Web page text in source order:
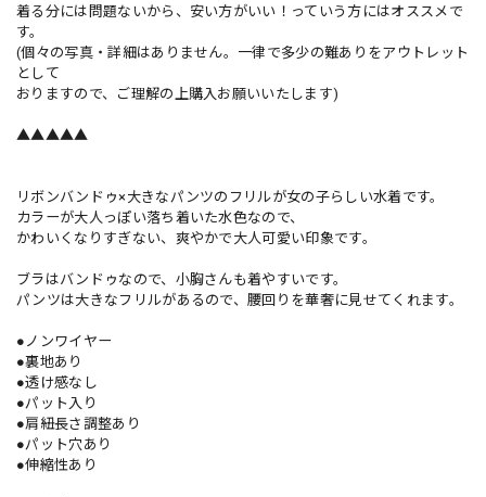
着る分には問題ないから、安い方がいい！っていう方にはオススメで
す。
(個々の写真・詳細はありません。一律で多少の難ありをアウトレット
として
おりますので、ご理解の上購入お願いいたします)
▲▲▲▲▲
リボンバンドゥ×大きなパンツのフリルが女の子らしい水着です。
カラーが大人っぽい落ち着いた水色なので、
かわいくなりすぎない、爽やかで大人可愛い印象です。
ブラはバンドゥなので、小胸さんも着やすいです。
パンツは大きなフリルがあるので、腰回りを華奢に見せてくれます。
●ノンワイヤー
●裏地あり
●透け感なし
●パット入り
●肩紐長さ調整あり
●パット穴あり
●伸縮性あり